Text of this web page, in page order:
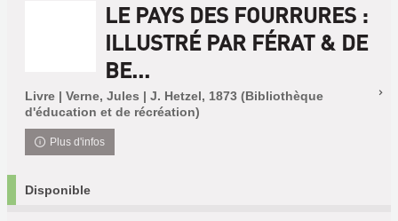
LE PAYS DES FOURRURES :
ILLUSTRÉ PAR FÉRAT & DE
BE...
Livre | Verne, Jules | J. Hetzel, 1873 (Bibliothèque
d'éducation et de récréation)
Plus d'infos
Disponible